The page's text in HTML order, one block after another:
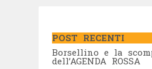
POST RECENTI
Borsellino e la
dell’AGENDA ROSSA